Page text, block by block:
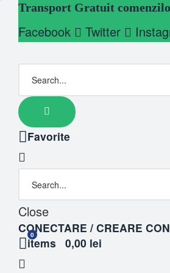
Transport Gratuit
Facebook Twitter
Favorite
Close
CONECTARE / CREARE
0
items 0,00 lei